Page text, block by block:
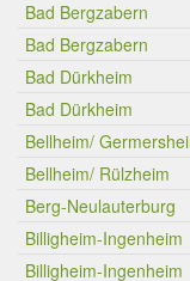
Bad Bergzabern
Bad Bergzabern
Bad Dürkheim
Bad Dürkheim
Bellheim/
Bellheim/ Rülzheim
Berg-Neulauterburg
Billigheim-Ingenheim
Billigheim-Ingenheim